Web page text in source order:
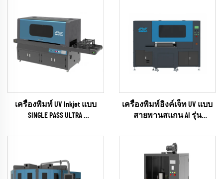
เครื่องพิมพ์ UV Inkjet แบบ
SINGLE PASS ULTRA
เครื่องพิมพ์อิงค์เจ็ท UV แบบ
สายพานสแกน AI รุ่น
(RICOH Gen6 Series)